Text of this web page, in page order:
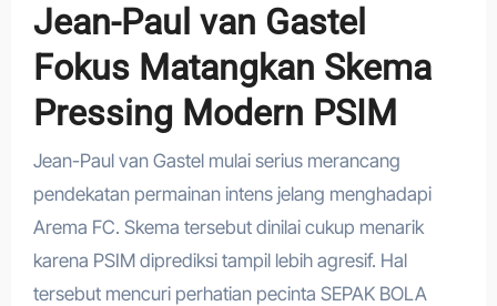
Jean-Paul van Gastel
Fokus Matangkan Skema
Pressing Modern PSIM
Jean-Paul van Gastel mulai serius merancang
pendekatan permainan intens jelang menghadapi
Arema FC. Skema tersebut dinilai cukup menarik
karena PSIM diprediksi tampil lebih agresif. Hal
tersebut mencuri perhatian pecinta SEPAK BOLA